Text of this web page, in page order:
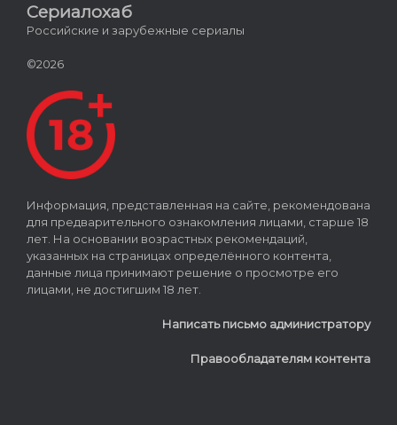
Сериалохаб
Российские и зарубежные сериалы
©2026
Информация, представленная на сайте, рекомендована
для предварительного ознакомления лицами, старше 18
лет. На основании возрастных рекомендаций,
указанных на страницах определённого контента,
данные лица принимают решение о просмотре его
лицами, не достигшим 18 лет.
Написать письмо администратору
Правообладателям контента